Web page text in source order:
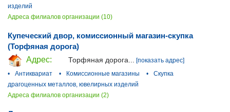
изделий
Адреса филиалов организации (10)
Купеческий двор, комиссионный магазин-скупка
(Торфяная дорога)
Адрес:
Торфяная дорога...
[показать адрес]
•
Антиквариат • Комиссионные магазины •
Скупка
драгоценных металлов, ювелирных изделий
Адреса филиалов организации (2)